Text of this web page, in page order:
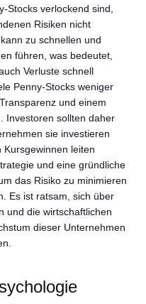
Stocks verlockend sind,
Risiken nicht
zu schnellen und
führen, was bedeutet,
Verluste schnell
Penny-Stocks weniger
und einem
Investoren sollten daher
sie investieren
leiten
und eine gründliche
das Risiko zu minimieren
Es ist ratsam, sich über
und die wirtschaftlichen
dieser Unternehmen